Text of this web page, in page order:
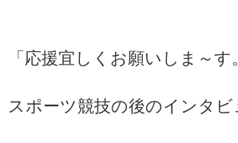
「応援宜しくお願いしま～す
スポーツ競技の後のインタ